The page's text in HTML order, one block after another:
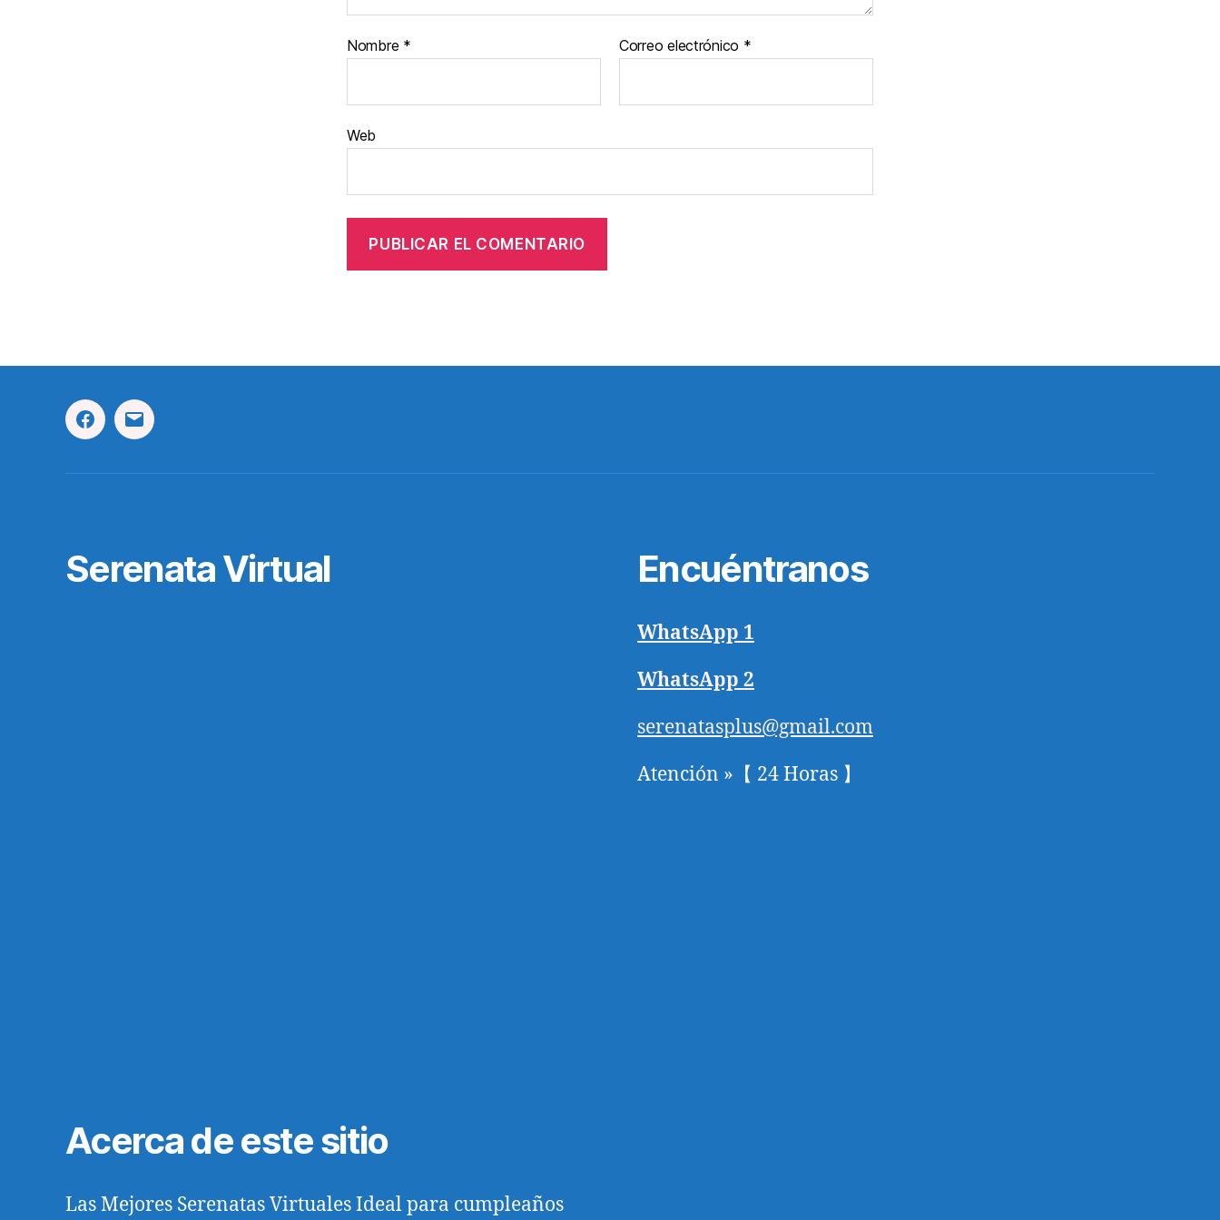
Nombre * Correo electrónico *
Web
FacebookCorreo
Serenata Virtual
Acerca de este sitio
Las Mejores Serenatas Virtuales Ideal para cumpleaños
Encuéntranos
WhatsApp 1
WhatsApp 2
serenatasplus@gmail.com
Atención »【 24 Horas 】